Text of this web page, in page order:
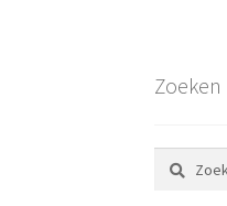
Zoeken
Zoeken
naar:
Zoeken